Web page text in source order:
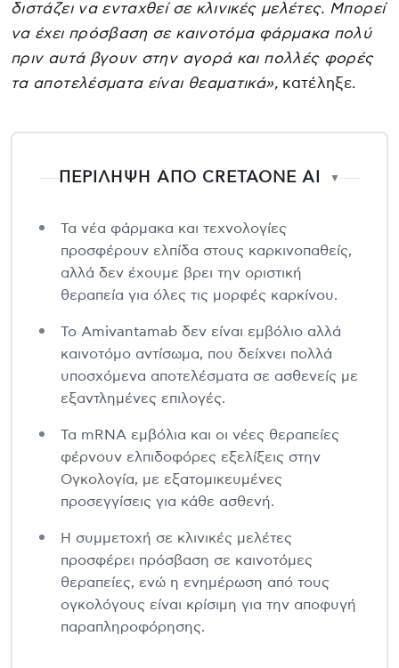
διστάζει να ενταχθεί σε κλινικές μελέτες. Μπορεί
να έχει πρόσβαση σε καινοτόμα φάρμακα πολύ
πριν αυτά βγουν στην αγορά και πολλές φορές
τα αποτελέσματα είναι θεαματικά»,κατέληξε.
ΠΕΡΙΛΗΨΗ ΑΠΟ CRETAONE AI ▼
Τα νέα φάρμακα και τεχνολογίες
προσφέρουν ελπίδα στους καρκινοπαθείς,
αλλά δεν έχουμε βρει την οριστική
θεραπεία για όλες τις μορφές καρκίνου.
Το Amivantamab δεν είναι εμβόλιο αλλά
καινοτόμο αντίσωμα, που δείχνει πολλά
υποσχόμενα αποτελέσματα σε ασθενείς με
εξαντλημένες επιλογές.
Τα mRNA εμβόλια και οι νέες θεραπείες
φέρνουν ελπιδοφόρες εξελίξεις στην
Ογκολογία, με εξατομικευμένες
προσεγγίσεις για κάθε ασθενή.
Η συμμετοχή σε κλινικές μελέτες
προσφέρει πρόσβαση σε καινοτόμες
θεραπείες, ενώ η ενημέρωση από τους
ογκολόγους είναι κρίσιμη για την αποφυγή
παραπληροφόρησης.